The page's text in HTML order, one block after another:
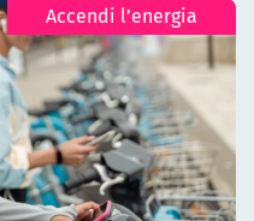
Accendi l’energia